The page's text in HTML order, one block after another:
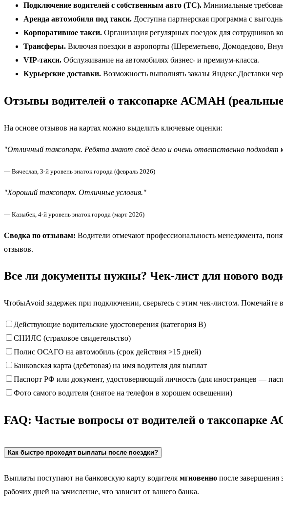
Подключение водителей с собственным авто (ТС). Минимальные
Аренда автомобиля под такси. Доступна партнерская программа с
Корпоративное такси. Организация регулярных поездок для сотрудников
Трансферы. Включая поездки в аэропорты (Шереметьево, Домодедово,
VIP-такси. Обслуживание на автомобилях бизнес- и премиум-класса.
Курьерские доставки. Возможность выполнять заказы Яндекс.Доставки
Отзывы водителей о таксопарке АСМАН
На основе отзывов на картах можно выделить ключевые оценки:
"Отличный таксопарк. Ребята знают своё дело и очень ответственно подходят
— Вячеслав, 3-й уровень знаток города (февраль 2026)
"Хороший таксопарк. Отличные условия."
— Казыбек, 4-й уровень знаток города (март 2026)
Сводка по отзывам: Водители отмечают профессиональность менеджмента,
отзывов.
Все ли документы нужны? Чек-лист для нового
ЧтобыAvoid задержек при подключении, сверьтесь с этим чек-листом.
Действующие водительские удостоверения (категория B)
СНИЛС (страховое свидетельство)
Полис ОСАГО на автомобиль (срок действия >15 дней)
Банковская карта (дебетовая) на имя водителя для выплат
Паспорт РФ или документ, удостоверяющий личность (для иностранцев —
Фото самого водителя (снятое на телефон в хорошем освещении)
FAQ: Частые вопросы от водителей о таксопарке
Как быстро проходят выплаты после поездки?
Выплаты поступают на банковскую карту водителя мгновенно после завершения
рабочих дней на зачисление, что зависит от вашего банка.